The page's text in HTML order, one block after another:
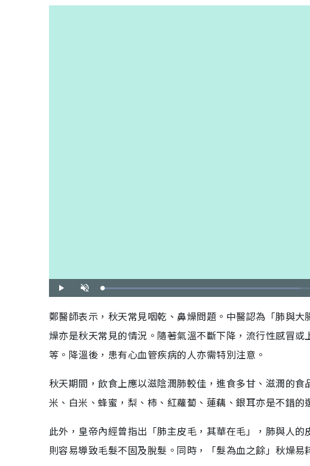
播
放
開
啟
載
入
:
4
.
3
%
鄭醫師表示，秋天常見咽乾、鼻燥問題。中醫認為「肺與
燥亦是秋天常見的情況。隨著氣溫不斷下降，流行性感冒
等。降溫後，患有心血管疾病的人亦需特別注意。
秋天期間，飲食上應以滋陰潤肺較佳，進食多甘、滋潤的
米、白米、蜂蜜，梨、柿、紅蘿蔔、蓮藕、銀耳亦是不錯的
此外，皇帝內經曾指出「肺主皮毛，其華在毛」，肺與人
則容易導致毛髮不固及脫髮。同時，「髮為血之餘」秋燥